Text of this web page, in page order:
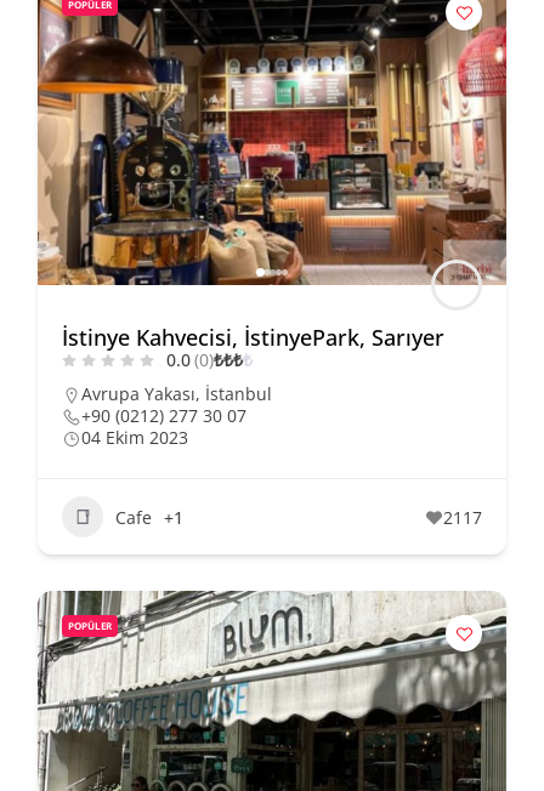
POPÜLER
İstinye Kahvecisi, İstinyePark, Sarıyer
0.0(0)₺₺₺₺
Avrupa Yakası, İstanbul
+90 (0212) 277 30 07
04 Ekim 2023
Cafe +1 2117
POPÜLER